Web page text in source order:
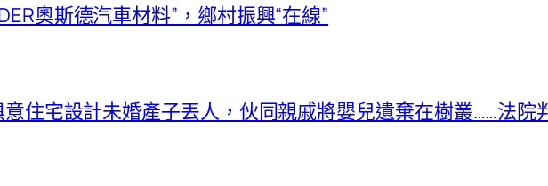
奧斯德汽車材料”，鄉村振興“在線”
意住宅設計未婚產子丟人，伙同親戚將嬰兒遺棄在樹叢……法院